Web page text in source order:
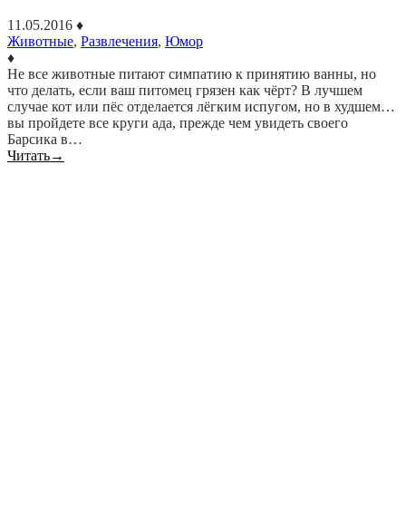
11.05.2016 ♦
Животные, Развлечения, Юмор
♦
Не все животные питают симпатию к принятию ванны, но
что делать, если ваш питомец грязен как чёрт? В лучшем
случае кот или пёс отделается лёгким испугом, но в худшем…
вы пройдете все круги ада, прежде чем увидеть своего
Барсика в…
Читать→